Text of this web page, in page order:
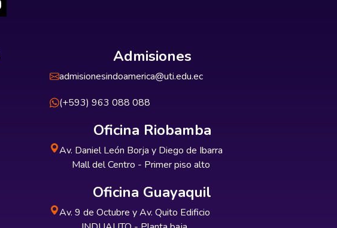
Admisiones
admisionesindoamerica@uti.edu.ec
(+593) 963 088 088
Oficina Riobamba
Av. Daniel León Borja y Diego de Ibarra
Mall del Centro - Primer piso alto
Oficina Guayaquil
Av. 9 de Octubre y Av. Quito Edificio